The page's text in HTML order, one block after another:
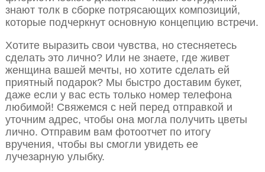
знают толк в сборке потрясающих композиций,
которые подчеркнут основную концепцию встречи.
Хотите выразить свои чувства, но стесняетесь
сделать это лично? Или не знаете, где живет
женщина вашей мечты, но хотите сделать ей
приятный подарок? Мы быстро доставим букет,
даже если у вас есть только номер телефона
любимой! Свяжемся с ней перед отправкой и
уточним адрес, чтобы она могла получить цветы
лично. Отправим вам фотоотчет по итогу
вручения, чтобы вы смогли увидеть ее
лучезарную улыбку.